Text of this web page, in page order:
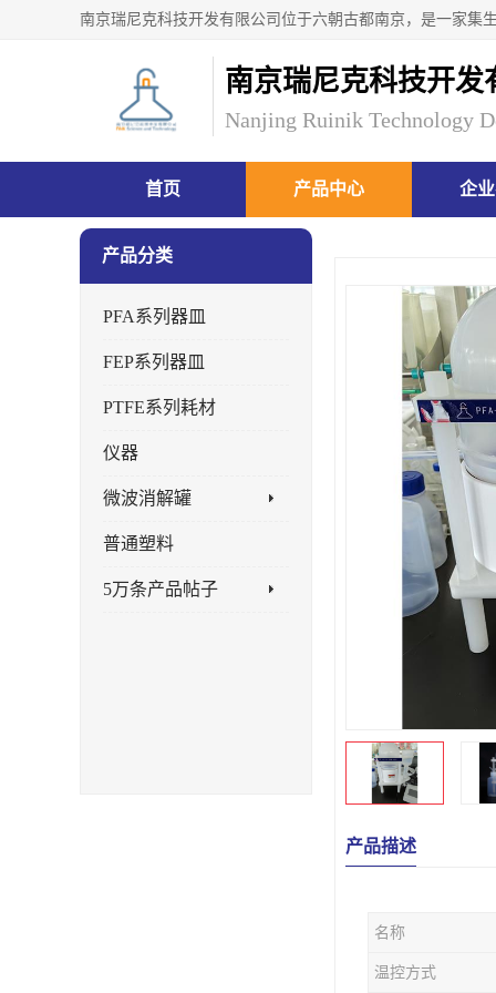
南京瑞尼克科技开发
Nanjing Ruinik Technology
首页 产品中心 企
产品分类
PFA系列器皿
FEP系列器皿
PTFE系列耗材
仪器
微波消解罐
普通塑料
5万条产品帖子
产品描述
名称
温控方式